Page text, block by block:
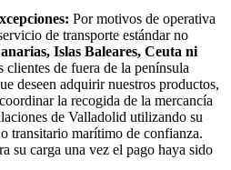
Por motivos de operativa
de transporte estándar no
Islas Baleares, Ceuta ni
clientes de fuera de la península
deseen adquirir nuestros productos,
la recogida de la mercancía
de Valladolid utilizando su
transitario marítimo de confianza.
su carga una vez el pago haya sido